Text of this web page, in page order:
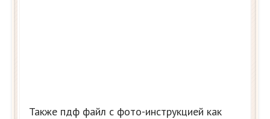
Также пдф файл с фото-инструкцией как